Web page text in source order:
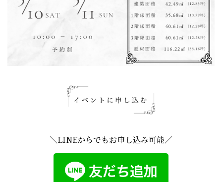
＼LINEからでもお申し込み可能／